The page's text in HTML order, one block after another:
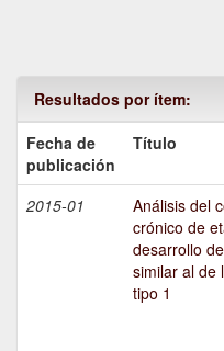
Resultados por ítem:
Fecha de
publicación
Título
2015-01
Análisis del
crónico de
desarrollo
similar al de
tipo 1